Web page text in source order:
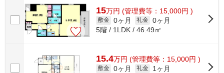
15万円 (管理費等：15,000円 )
敷金 0ヶ月 礼金 0ヶ月
5階 / 1LDK / 46.49㎡
15.4万円 (管理費等：15,000円 )
敷金 0ヶ月 礼金
1ヶ月